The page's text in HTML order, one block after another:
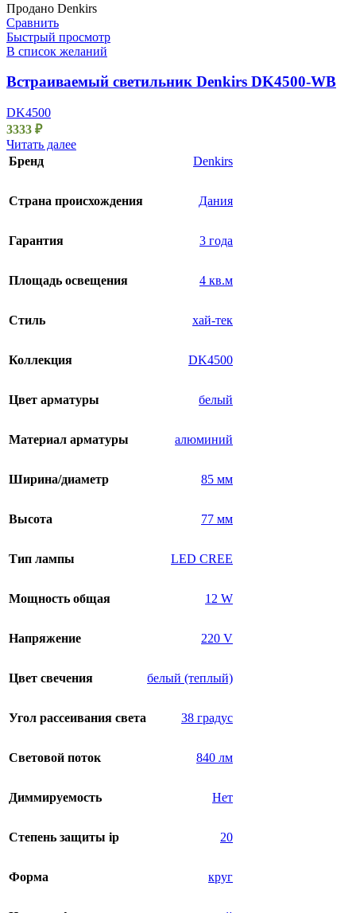
Продано Denkirs
Сравнить
Быстрый просмотр
В список желаний
Встраиваемый светильник Denkirs DK4500-WB
DK4500
3333 ₽
Читать далее
Бренд
Denkirs
Страна происхождения Дания
Гарантия 3 года
Площадь освещения 4 кв.м
Стиль хай-тек
Коллекция DK4500
Цвет арматуры белый
Материал арматуры алюминий
Ширина/диаметр 85 мм
Высота 77 мм
Тип лампы LED CREE
Мощность общая 12 W
Напряжение 220 V
Цвет свечения белый (теплый)
Угол рассеивания света 38 градус
Световой поток 840 лм
Диммируемость Нет
Степень защиты ip 20
Форма круг